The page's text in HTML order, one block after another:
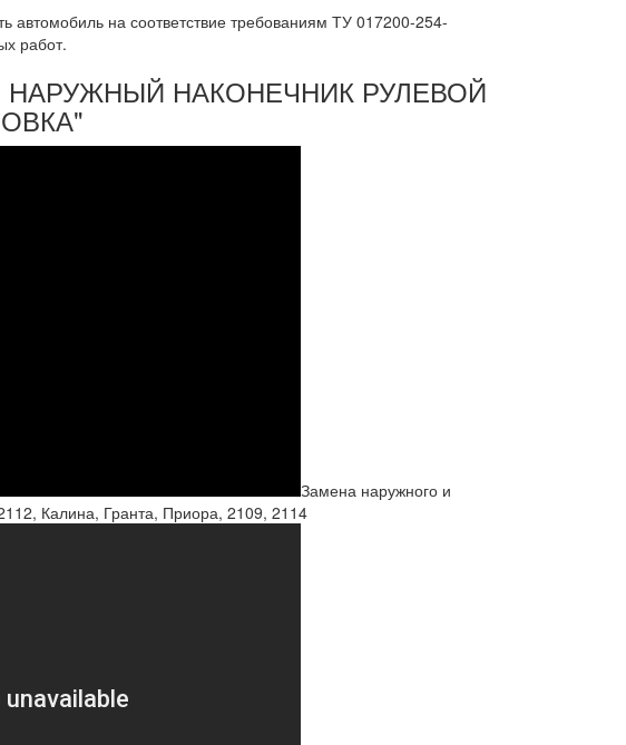
на соответствие требованиям ТУ 017200-254-
работ.
НАРУЖНЫЙ НАКОНЕЧНИК РУЛЕВОЙ
Замена наружного и
Калина, Гранта, Приора, 2109, 2114